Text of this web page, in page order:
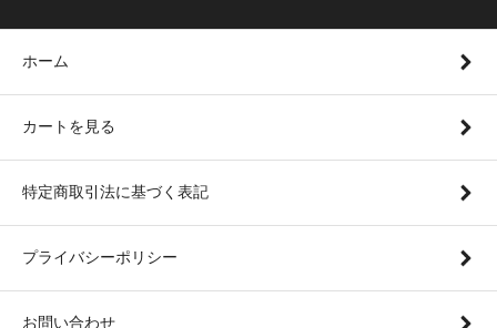
ホーム
カートを見る
特定商取引法に基づく表記
プライバシーポリシー
お問い合わせ